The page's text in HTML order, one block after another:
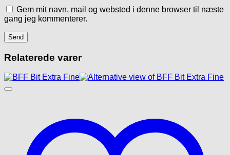
Gem mit navn, mail og websted i denne browser til næste
gang jeg kommenterer.
Relaterede varer